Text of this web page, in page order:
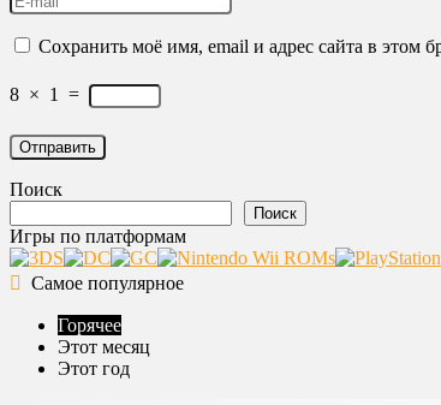
Сохранить моё имя, email и адрес сайта в этом
8 × 1 =
Поиск
Поиск
Игры по платформам
Самое популярное
Горячее
Этот месяц
Этот год